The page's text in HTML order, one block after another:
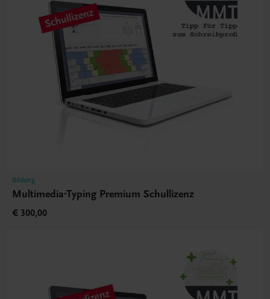
Bildung
Multimedia-Typing Premium Schullizenz
€ 300,00